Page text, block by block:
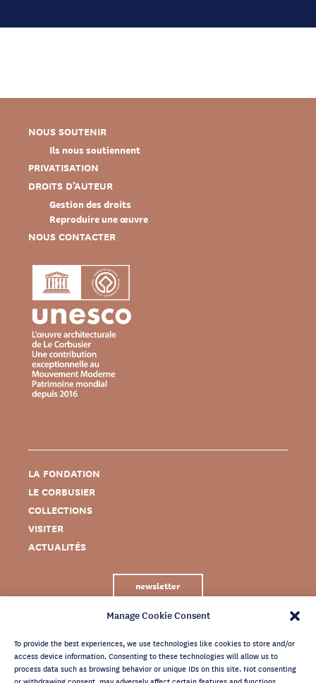
Manage Cookie Consent
To provide the best experiences, we use technologies like cookies to store and/or
access device information. Consenting to these technologies will allow us to
process data such as browsing behavior or unique IDs on this site. Not consenting
NOUS SOUTENIR
Ils nous soutiennent
PRIVATISATION
DROITS D’AUTEUR
Gestion des droits
Reproduire une œuvre
NOUS CONTACTER
LA FONDATION
LE CORBUSIER
COLLECTIONS
VISITER
ACTUALITÉS
newsletter